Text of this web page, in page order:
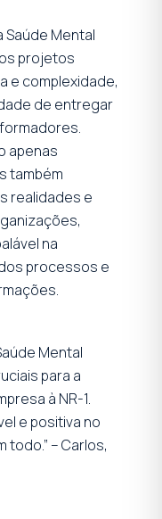
Saúde Mental
projetos
e complexidade,
de entregar
apenas
também
realidades e
na
processos e
Mental
para a
à NR-1.
e positiva no
todo.” – Carlos,